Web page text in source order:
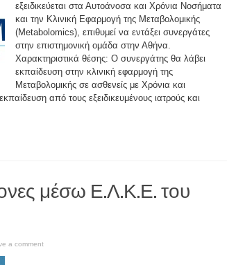
εξειδικεύεται στα Αυτοάνοσα και Χρόνια Νοσήματα
και την Κλινική Εφαρμογή της Μεταβολομικής
(Metabolomics), επιθυμεί να εντάξει συνεργάτες
στην επιστημονική ομάδα στην Αθήνα.
Χαρακτηριστικά θέσης: Ο συνεργάτης θα λάβει
εκπαίδευση στην κλινική εφαρμογή της
Μεταβολομικής σε ασθενείς με Χρόνια και
από τους εξειδικευμένους ιατρούς και
μέσω Ε.Λ.Κ.Ε. του
a comment